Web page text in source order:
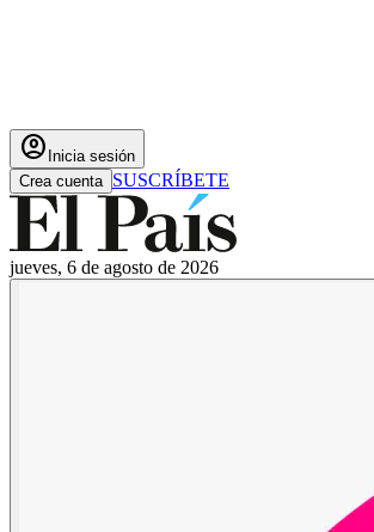
account_circle Inicia sesión
Crea cuenta SUSCRÍBETE
jueves, 6 de agosto de 2026